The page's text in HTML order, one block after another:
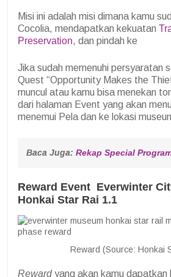
Misi ini adalah misi dimana kamu
Cocolia, mendapatkan kekuatan
Preservation, dan pindah ke
Jika sudah memenuhi persyaratan
Quest “Opportunity Makes the
muncul atau kamu bisa menekan
dari halaman Event yang akan
menemui Pela dan ke lokasi
Baca Juga: Rekap Special
Reward Event Everwinter
Honkai Star Rai 1.1
Reward (Source: Honkai
Rewardyang akan kamu dapatkan